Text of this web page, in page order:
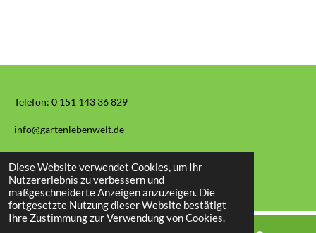
Diese Website verwendet Cookies, um Ihr
Nutzererlebnis zu verbessern und
maßgeschneiderte Anzeigen anzuzeigen. Die
fortgesetzte Nutzung dieser Website bestätigt
Ihre Zustimmung zur Verwendung von Cookies.
Telefon: 0 151 143 36 829
info@gartenlebenwelt.de
© 2026 Garten Leben Welt